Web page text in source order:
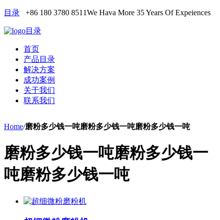
目录 +86 180 3780 8511We Hava More 35 Years Of Expeiences
目录
首页
产品目录
解决方案
成功案例
关于我们
联系我们
Home/磨粉多少钱一吨磨粉多少钱一吨磨粉多少钱一吨
磨粉多少钱一吨磨粉多少钱一
吨磨粉多少钱一吨